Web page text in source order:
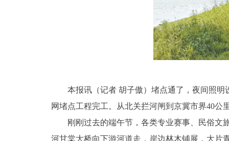
本报讯（记者 胡子傲）堵点通了，夜间照明
网堵点工程完工。从北关拦河闸到京冀市界40公
刚刚过去的端午节，各类专业赛事、民俗文旅
河甘棠大桥向下游河道走，岸边林木铺展，大片